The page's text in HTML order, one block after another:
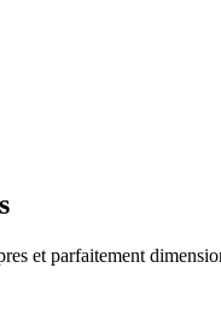
et parfaitement